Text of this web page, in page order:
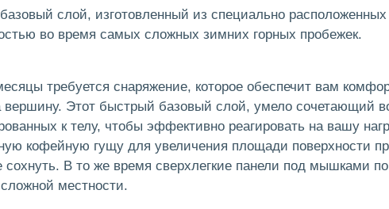
слой, изготовленный из специально
во время самых сложных зимних горных пробежек.
требуется снаряжение, которое обеспечит вам
Этот быстрый базовый слой, умело сочетающий
к телу, чтобы эффективно реагировать на вашу
кофейную гущу для увеличения площади поверхности
В то же время сверхлегкие панели под мышками
местности.